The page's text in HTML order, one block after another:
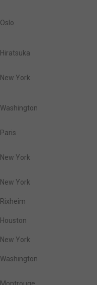
Oslo
Hiratsuka
New York
Washington
Paris
New York
New York
Rixheim
Houston
New York
Washington